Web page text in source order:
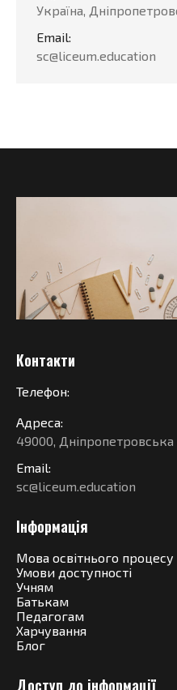
Україна,
Email:
sc@liceum.education
Контакти
Телефон:
Адреса:
49000, Дніпропетровська
Email:
sc@liceum.education
Інформація
Мова освітнього процесу
Умови доступності
Учням
Батькам
Педагогам
Харчування
Блог
Доступ до інформації